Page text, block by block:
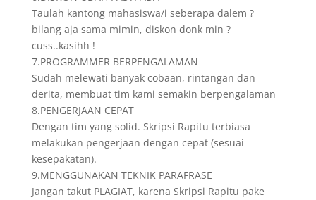
Taulah kantong mahasiswa/i seberapa dalem ?
bilang aja sama mimin, diskon donk min ?
cuss..kasihh !
7.PROGRAMMER BERPENGALAMAN
Sudah melewati banyak cobaan, rintangan dan
derita, membuat tim kami semakin berpengalaman
8.PENGERJAAN CEPAT
Dengan tim yang solid. Skripsi Rapitu terbiasa
melakukan pengerjaan dengan cepat (sesuai
kesepakatan).
9.MENGGUNAKAN TEKNIK PARAFRASE
Jangan takut PLAGIAT, karena Skripsi Rapitu pake